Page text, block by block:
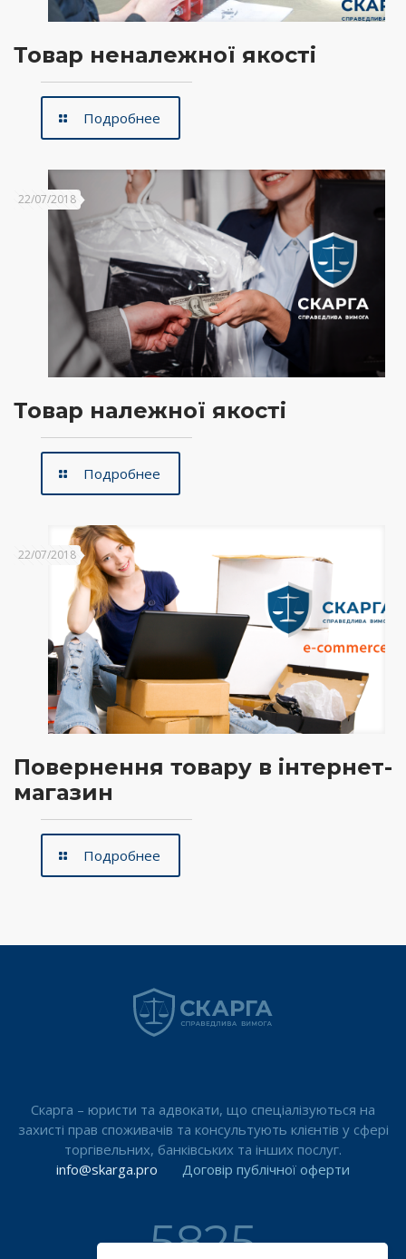
Товар неналежної якості
Подробнее
22/07/2018
Товар належної якості
Подробнее
22/07/2018
Повернення товару в інтернет-
магазин
Подробнее
Скарга – юристи та адвокати, що спеціалізуються на
захисті прав споживачів та консультують клієнтів у сфері
торгівельних, банківських та інших послуг.
info@skarga.pro
Договір публічної оферти
5825